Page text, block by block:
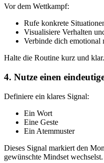
Vor dem Wettkampf:
Rufe konkrete
Visualisiere Verhalten
Verbinde dich emotional
Halte die Routine kurz und klar.
4. Nutze einen
Definiere ein klares Signal:
Ein Wort
Eine Geste
Ein Atemmuster
Dieses Signal markiert den
gewünschte Mindset wechselst.